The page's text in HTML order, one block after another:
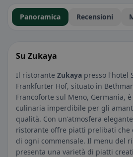
Panoramica Recensioni
Su Zukaya
Il ristorante Zukaya presso l'hotel
Frankfurter Hof, situato in
Francoforte sul Meno, Germania,
culinaria imperdibile per gli
qualità. Con un'atmosfera
ristorante offre piatti prelibati che
di ogni commensale. Il menu del
presenta una varietà di piatti